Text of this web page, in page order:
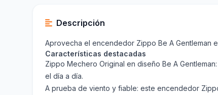
Descripción
Aprovecha el encendedor Zippo Be A Gentleman
Características destacadas
Zippo Mechero Original en diseño Be A
el día a día.
A prueba de viento y fiable: este encendedor